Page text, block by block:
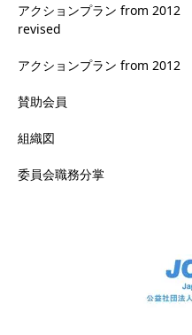
アクションプラン from 2012
revised
アクションプラン from 2012
賛助会員
組織図
委員会職務分掌